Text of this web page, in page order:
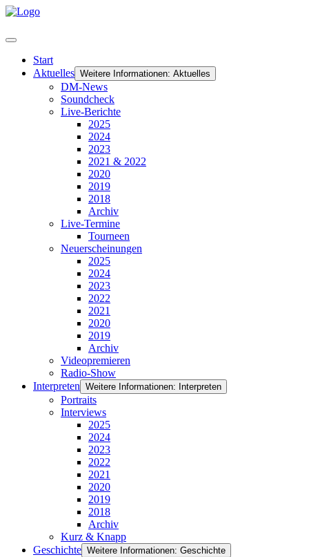
Start
Aktuelles Weitere Informationen: Aktuelles
DM-News
Soundcheck
Live-Berichte
2025
2024
2023
2021 & 2022
2020
2019
2018
Archiv
Live-Termine
Tourneen
Neuerscheinungen
2025
2024
2023
2022
2021
2020
2019
Archiv
Videopremieren
Radio-Show
Interpreten Weitere Informationen: Interpreten
Portraits
Interviews
2025
2024
2023
2022
2021
2020
2019
2018
Archiv
Kurz & Knapp
Geschichte Weitere Informationen: Geschichte